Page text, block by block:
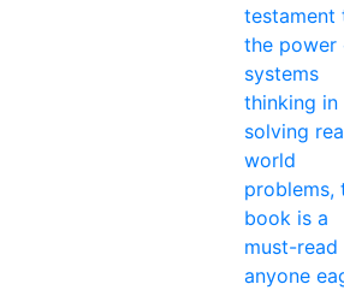
testament
the power
systems
thinking in
solving
world
problems,
book is a
must-
anyone